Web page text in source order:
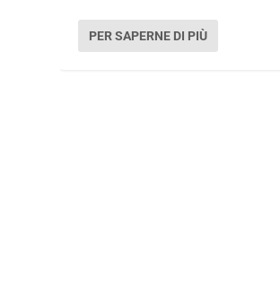
PER SAPERNE DI PIÙ